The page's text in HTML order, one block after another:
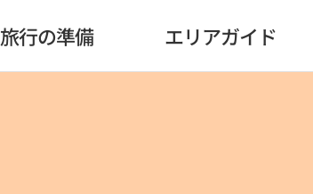
旅行の準備 エリアガイド